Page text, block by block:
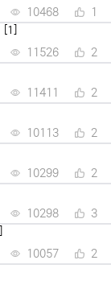
10468 1
[1]
11526 2
11411 2
10113 2
10299 2
10298 3
10057 2